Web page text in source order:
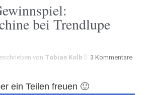
bei Trendlupe
3 Kommentare
von Tobias Kolb
ein Teilen freuen 🙂